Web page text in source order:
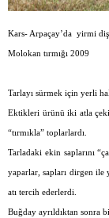
Kars- Arpaçay’da yirmi
Molokan tırmığı 2009
Tarlayı sürmek için yerli
Ektikleri ürünü iki atla
“tırmıkla” toplarlardı.
Tarladaki ekin saplarını
yaparlar, sapları dirgen ile
atı tercih ederlerdi.
Buğday ayrıldıktan sonra